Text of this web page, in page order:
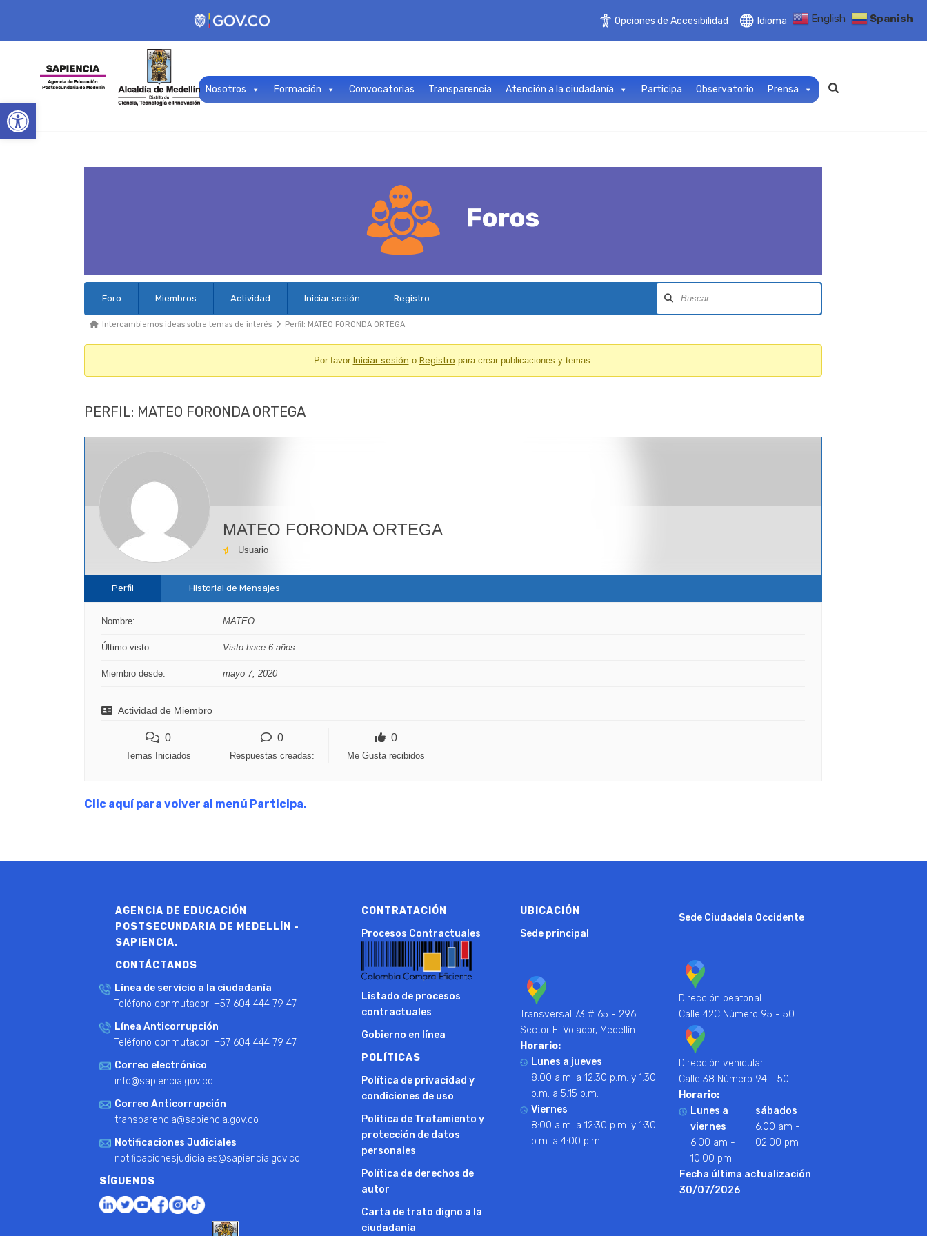
Open toolbar
Opciones de Accesibilidad Idioma
Nosotros Formación Convocatorias Transparencia Atención a la ciudadanía Participa Observatorio Prensa
Foro
Foro Miembros Actividad Iniciar sesión Registro
Migajas
-
encuentras
Intercambiemos ideas sobre temas de interés Perfil: MATEO FORONDA ORTEGA
Por favor Iniciar sesión o Registro para crear publicaciones y temas.
PERFIL: MATEO FORONDA ORTEGA
MATEO FORONDA ORTEGA
Usuario
Perfil Historial de Mensajes
Nombre: MATEO
Último visto: Visto hace 6 años
Miembro desde: mayo 7, 2020
Actividad de Miembro
0
Temas Iniciados
0
Respuestas creadas:
0
Me Gusta recibidos
Clic aquí para volver al menú Participa.
AGENCIA DE EDUCACIÓN
POSTSECUNDARIA DE MEDELLÍN -
SAPIENCIA.
CONTÁCTANOS
Línea de servicio a la ciudadanía
Teléfono conmutador: +57 604 444 79 47
Línea Anticorrupción
Teléfono conmutador: +57 604 444 79 47
Correo electrónico
info@sapiencia.gov.co
Correo Anticorrupción
transparencia@sapiencia.gov.co
Notificaciones Judiciales
notificacionesjudiciales@sapiencia.gov.co
SÍGUENOS
CONTRATACIÓN
Procesos Contractuales
Listado de procesos
contractuales
Gobierno en línea
POLÍTICAS
Política de privacidad y
condiciones de uso
Política de Tratamiento y
protección de datos
personales
Política de derechos de
autor
Carta de trato digno a la
ciudadanía
UBICACIÓN
Sede principal
Transversal 73 # 65 - 296
Sector El Volador, Medellín
Horario:
Lunes a jueves
8:00 a.m. a 12:30 p.m. y 1:30
p.m. a 5:15 p.m.
Viernes
8:00 a.m. a 12:30 p.m. y 1:30
p.m. a 4:00 p.m.
Sede Ciudadela Occidente
Dirección peatonal
Calle 42C Número 95 - 50
Dirección vehicular
Calle 38 Número 94 - 50
Horario:
Lunes a
viernes
6:00 am -
10:00 pm
sábados
6:00 am -
02:00 pm
Fecha última actualización
30/07/2026
English Spanish